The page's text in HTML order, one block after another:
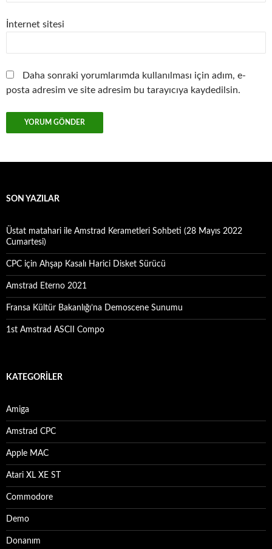
İnternet sitesi
Daha sonraki yorumlarımda kullanılması için adım, e-
posta adresim ve site adresim bu tarayıcıya kaydedilsin.
SON YAZILAR
Üstat matahari ile Amstrad Kerametleri Sohbeti (28 Mayıs 2022
Cumartesi)
CPC için Ahşap Kasalı Harici Disket Sürücü
Amstrad Eterno 2021
Fransa Kültür Bakanlığı’na Demoscene Sunumu
1st Amstrad ASCII Compo
KATEGORILER
Amiga
Amstrad CPC
Apple MAC
Atari XL XE ST
Commodore
Demo
Donanım